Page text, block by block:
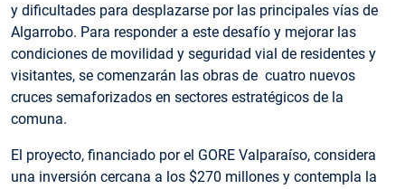
y dificultades para desplazarse por las principales vías de
Algarrobo. Para responder a este desafío y mejorar las
condiciones de movilidad y seguridad vial de residentes y
visitantes, se comenzarán las obras de cuatro nuevos
cruces semaforizados en sectores estratégicos de la
comuna.
El proyecto, financiado por el GORE Valparaíso, considera
una inversión cercana a los $270 millones y contempla la